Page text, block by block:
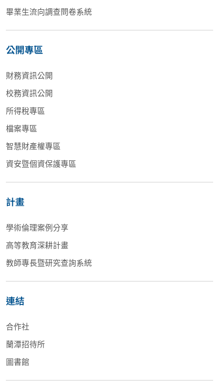
畢業生流向調查問卷系統
公開專區
財務資訊公開
校務資訊公開
所得稅專區
檔案專區
智慧財產權專區
資安暨個資保護專區
計畫
學術倫理案例分享
高等教育深耕計畫
教師專長暨研究查詢系統
連結
合作社
蘭潭招待所
圖書館